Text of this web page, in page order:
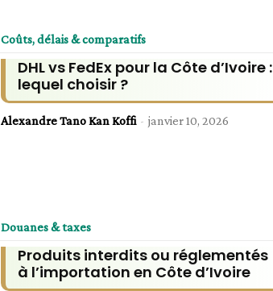
Coûts, délais & comparatifs
DHL vs FedEx pour la Côte d’Ivoire :
lequel choisir ?
Alexandre Tano Kan Koffi - janvier 10, 2026
Douanes & taxes
Produits interdits ou réglementés
à l’importation en Côte d’Ivoire